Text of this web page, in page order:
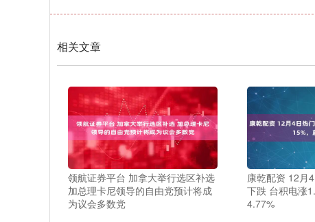
相关文章
领航证券平台 加拿大举行选区补选
加总理卡尼领导的自由党预计将成
为议会多数党
康乾配资 12月
下跌 台积电涨
4.77%